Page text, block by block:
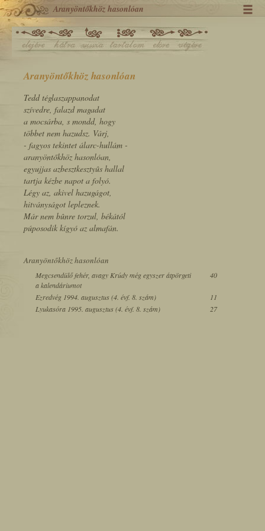
Aranyöntőkhöz hasonlóan
Aranyöntőkhöz hasonlóan
Tedd téglaszappanodat
szívedre, falazd magadat
a mocsárba, s mondd, hogy
többet nem hazudsz. Várj,
- fagyos tekintet álarc-hullám -
aranyöntőkhöz hasonlóan,
egyujjas azbesztkesztyûs hallal
tartja kézbe napot a folyó.
Légy az, akivel hazugágot,
hitványságot lepleznek.
Már nem bûnre torzul, békától
púposodik kígyó az almafán.
Aranyöntőkhöz hasonlóan
Megcsendülő fehér, avagy Krúdy még egyszer átpörgeti
a kalendáriumot
40
Ezredvég 1994. augusztus (4. évf. 8. szám)
11
Lyukasóra 1995. augusztus (4. évf. 8. szám)
27